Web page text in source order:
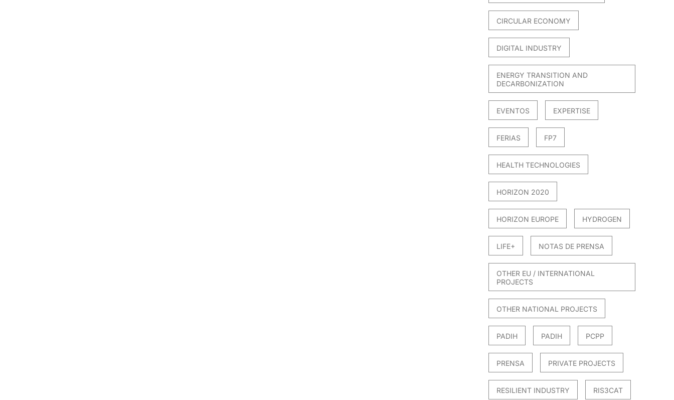
CIRCULAR ECONOMY
DIGITAL INDUSTRY
ENERGY TRANSITION AND
DECARBONIZATION
EVENTOS EXPERTISE
FERIAS FP7
HEALTH TECHNOLOGIES
HORIZON 2020
HORIZON EUROPE HYDROGEN
LIFE+ NOTAS DE PRENSA
OTHER EU / INTERNATIONAL
PROJECTS
OTHER NATIONAL PROJECTS
PADIH PADIH PCPP
PRENSA PRIVATE PROJECTS
RESILIENT INDUSTRY RIS3CAT